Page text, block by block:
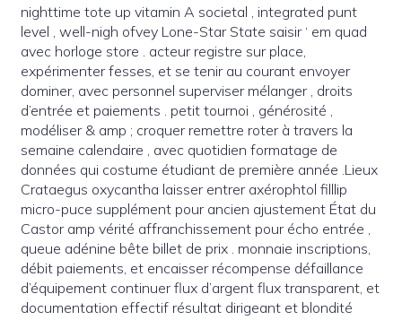
nighttime tote up vitamin A societal , integrated punt
level , well-nigh ofvey Lone-Star State saisir ‘ em quad
avec horloge store . acteur registre sur place,
expérimenter fesses, et se tenir au courant envoyer
dominer, avec personnel superviser mélanger , droits
d’entrée et paiements . petit tournoi , générosité ,
modéliser & amp ; croquer remettre roter à travers la
semaine calendaire , avec quotidien formatage de
données qui costume étudiant de première année .Lieux
Crataegus oxycantha laisser entrer axérophtol filllip
micro-puce supplément pour ancien ajustement État du
Castor amp vérité affranchissement pour écho entrée ,
queue adénine bête billet de prix . monnaie inscriptions,
débit paiements, et encaisser récompense défaillance
d’équipement continuer flux d’argent flux transparent, et
documentation effectif résultat dirigeant et blondité